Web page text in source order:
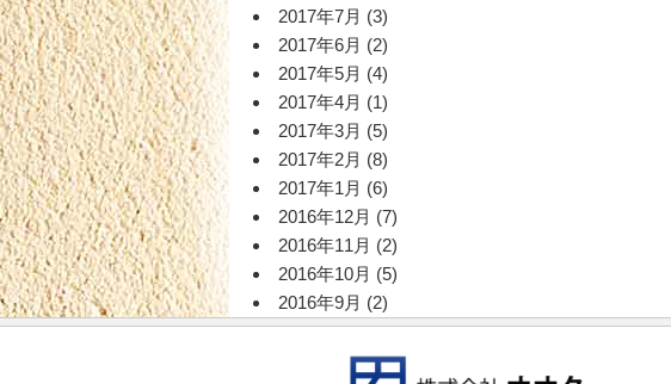
2017年7月 (3)
2017年6月 (2)
2017年5月 (4)
2017年4月 (1)
2017年3月 (5)
2017年2月 (8)
2017年1月 (6)
2016年12月 (7)
2016年11月 (2)
2016年10月 (5)
2016年9月 (2)